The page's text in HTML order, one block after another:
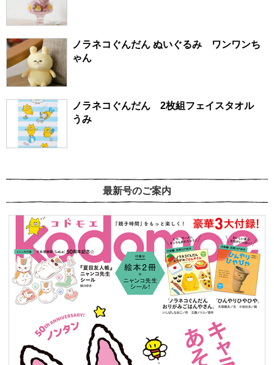
ノラネコぐんだん ぬいぐるみ ワンワンち
ゃん
ノラネコぐんだん 2枚組フェイスタオル
うみ
最新号のご案内